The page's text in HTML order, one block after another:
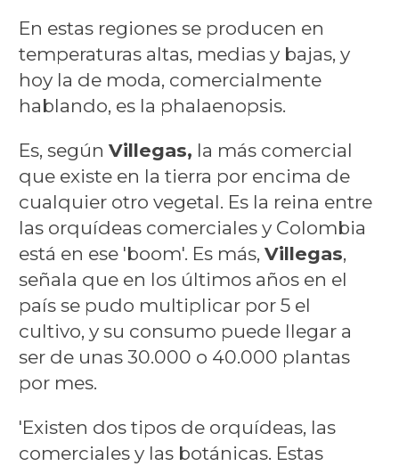
En estas regiones se producen en
temperaturas altas, medias y bajas, y
hoy la de moda, comercialmente
hablando, es la phalaenopsis.
Es, según Villegas, la más comercial
que existe en la tierra por encima de
cualquier otro vegetal. Es la reina entre
las orquídeas comerciales y Colombia
está en ese 'boom'. Es más, Villegas,
señala que en los últimos años en el
país se pudo multiplicar por 5 el
cultivo, y su consumo puede llegar a
ser de unas 30.000 o 40.000 plantas
por mes.
'Existen dos tipos de orquídeas, las
comerciales y las botánicas. Estas